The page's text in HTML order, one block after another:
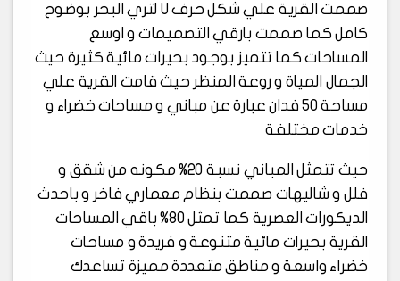
صممت القرية علي شكل حرف U لتري البحر بوضوح
كامل كما صممت بارقي التصميمات و اوسع
المساحات كما تتميز بوجود بحيرات مائية كثيرة حيث
الجمال المياة و روعة المنظر حيث قامت القرية علي
مساحة 50 فدان عبارة عن مباني و مساحات خضراء و
خدمات مختلفة
حيث تتمثل المباني نسبة 20% مكونه من شقق و
فلل و شاليهات صممت بنظام معماري فاخر و باحدث
الديكورات العصرية كما تمثل 80% باقي المساحات
القرية بحيرات مائية متنوعة و فريدة و مساحات
خضراء واسعة و مناطق متعددة مميزة تساعدك